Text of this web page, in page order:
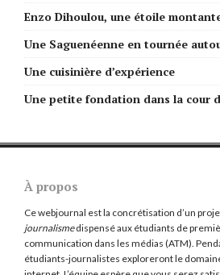
Enzo Dihoulou, une étoile
Une Saguenéenne en tournée
Une cuisinière d’expérience
Une petite fondation dans la cour
À propos
Ce webjournal est la concrétisation d’un
journalismedispensé aux étudiants de
communication dans les médias (ATM).
étudiants-journalistes exploreront le